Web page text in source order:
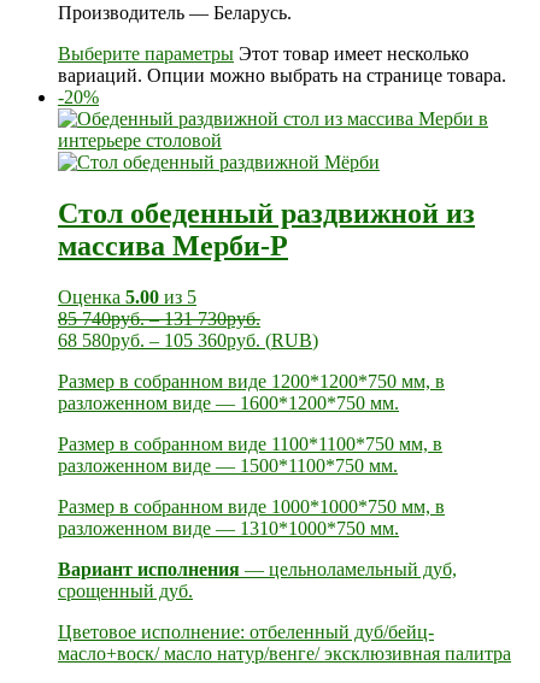
Производитель — Беларусь.
Выберите параметры Этот товар имеет несколько
вариаций. Опции можно выбрать на странице товара.
-20%
Стол обеденный раздвижной из
массива Мерби-Р
Оценка 5.00 из 5
85 740руб.–131 730руб.
68 580руб. – 105 360руб. (RUB)
Размер в собранном виде 1200*1200*750 мм, в
разложенном виде — 1600*1200*750 мм.
Размер в собранном виде 1100*1100*750 мм, в
разложенном виде — 1500*1100*750 мм.
Размер в собранном виде 1000*1000*750 мм, в
разложенном виде — 1310*1000*750 мм.
Вариант исполнения — цельноламельный дуб,
срощенный дуб.
Цветовое исполнение: отбеленный дуб/бейц-
масло+воск/ масло натур/венге/ эксклюзивная палитра